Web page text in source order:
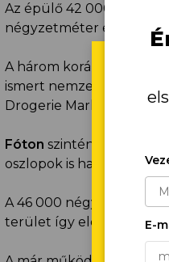
Az épülő 42 000
négyzetméter elkészült
A három korábban
ismert nemzetközi
Drogerie Markt, a DHL, a
Fóton szintén új
oszlopok is hamarosan a
A 46 000
terület így eléri majd a
Ha
E-